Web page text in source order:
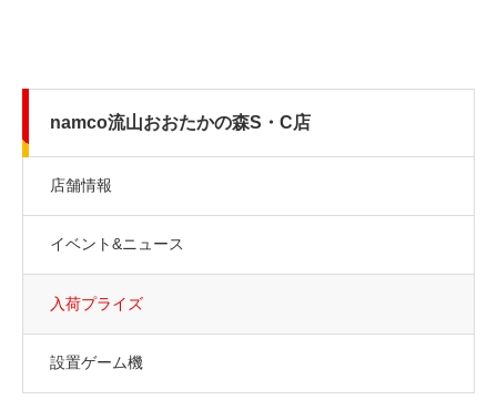
namco流山おおたかの森S・C店
店舗情報
イベント&ニュース
入荷プライズ
設置ゲーム機